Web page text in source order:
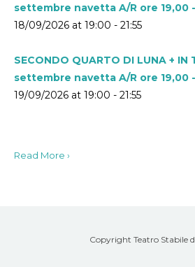
settembre navetta A/R ore 19,00 -
18/09/2026 at 19:00 - 21:55
SECONDO QUARTO DI LUNA + IN
settembre navetta A/R ore 19,00 -
19/09/2026 at 19:00 - 21:55
Read More ›
Copyright Teatro Stabile